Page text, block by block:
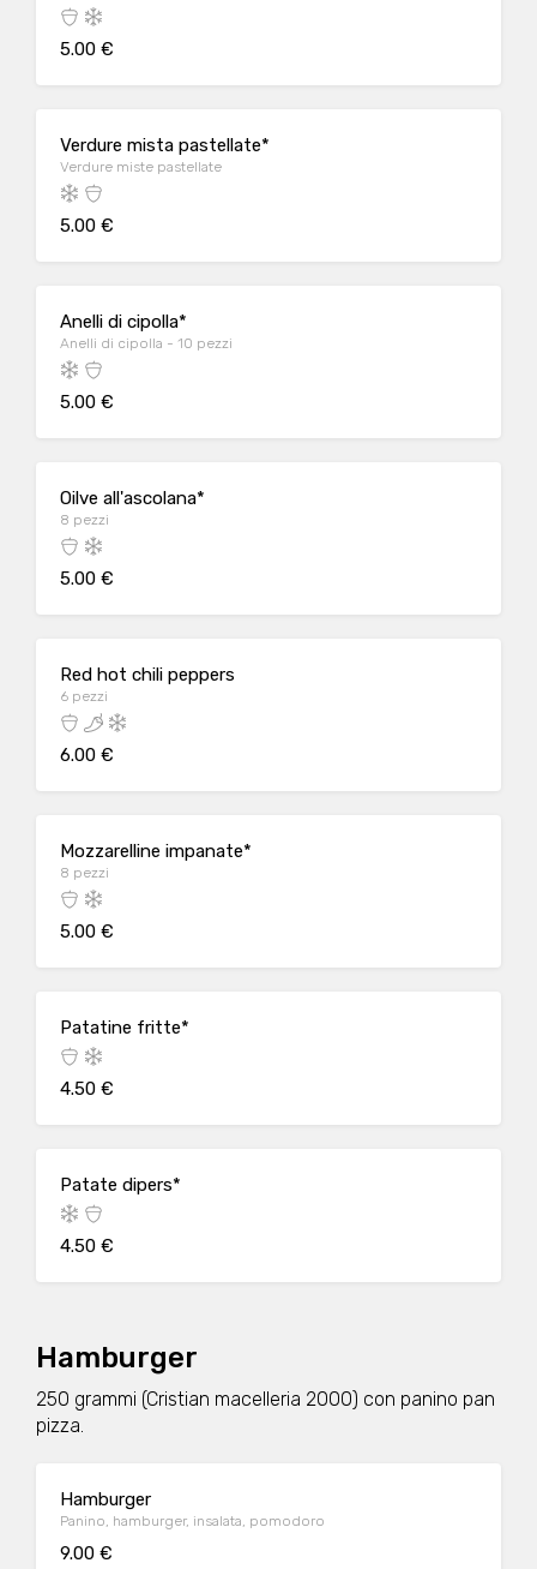
5.00 €
Verdure mista pastellate*
Verdure miste pastellate
5.00 €
Anelli di cipolla*
Anelli di cipolla - 10 pezzi
5.00 €
Oilve all'ascolana*
8 pezzi
5.00 €
Red hot chili peppers
6 pezzi
6.00 €
Mozzarelline impanate*
8 pezzi
5.00 €
Patatine fritte*
4.50 €
Patate dipers*
4.50 €
Hamburger
250 grammi (Cristian macelleria 2000) con panino pan
pizza.
Hamburger
Panino, hamburger, insalata, pomodoro
9.00 €